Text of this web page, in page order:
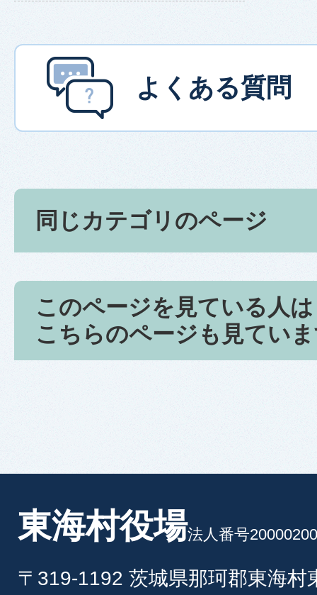
よくある質問
同じカテゴリのページ
このページを見ている人は
こちらのページも見てい
東海村役場法人番号
〒319-1192 茨城県那珂郡東海村